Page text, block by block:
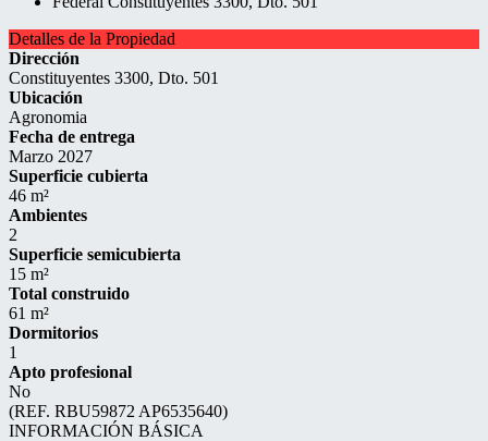
Detalles de la Propiedad
Dirección
Constituyentes 3300, Dto. 501
Ubicación
Agronomia
Fecha de entrega
Marzo 2027
Superficie cubierta
46 m²
Ambientes
2
Superficie semicubierta
15 m²
Total construido
61 m²
Dormitorios
1
Apto profesional
No
(REF. RBU59872 AP6535640)
INFORMACIÓN BÁSICA